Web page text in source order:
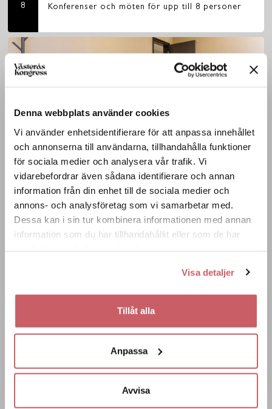
Denna webbplats använder cookies
Vi använder enhetsidentifierare för att anpassa innehållet
och annonserna till användarna, tillhandahålla funktioner
för sociala medier och analysera vår trafik. Vi
vidarebefordrar även sådana identifierare och annan
information från din enhet till de sociala medier och
annons- och analysföretag som vi samarbetar med.
Dessa kan i sin tur kombinera informationen med annan
information som du har tillhandahållit eller som de har
Visa detaljer
Tillåt alla
Anpassa
Avvisa
8 Konferenser och möten för upp till 8 personer
8
206 RIDÖN
Konferenser och möten för upp till 8 personer
Konferenser och möten för upp till 8 personer